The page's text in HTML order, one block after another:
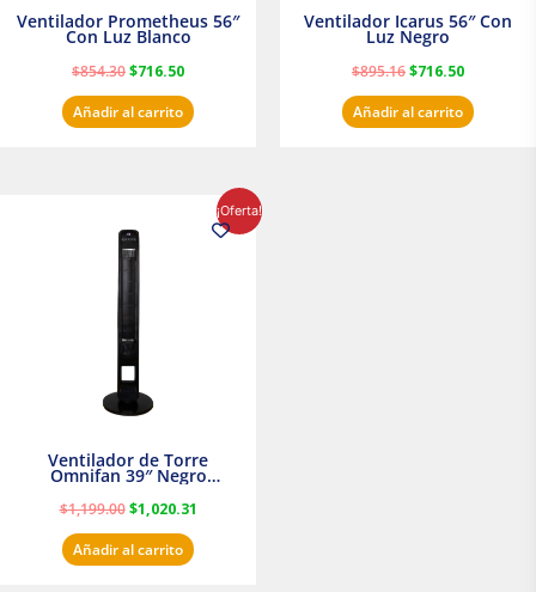
Ventilador Prometheus 56″
Con Luz Blanco
$854.30$716.50
Añadir al carrito
Ventilador Icarus 56″ Con
Luz Negro
$895.16$716.50
Añadir al carrito
¡Oferta!
Ventilador de Torre
Omnifan 39″ Negro
$1,199.00
original
era:
$1,020.31
precio
actual
Añadir al carrito